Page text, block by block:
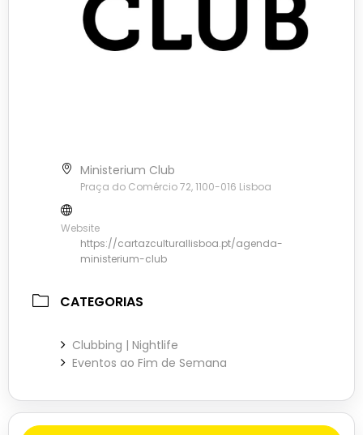
Ministerium Club
Praça do Comércio 72, 1100-016 Lisboa
Website
https://cartazculturallisboa.pt/agenda-
ministerium-club
CATEGORIAS
Clubbing | Nightlife
Eventos ao Fim de Semana